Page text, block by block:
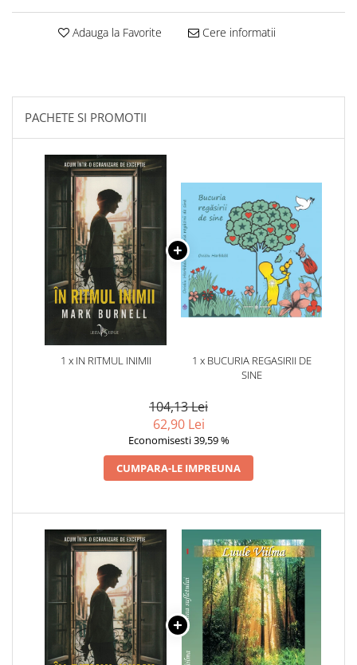
Adauga la Favorite Cere informatii
PACHETE SI PROMOTII
1 x IN RITMUL INIMII
1 x BUCURIA REGASIRII DE
SINE
104,13 Lei
62,90 Lei
Economisesti 39,59 %
CUMPARA-LE IMPREUNA